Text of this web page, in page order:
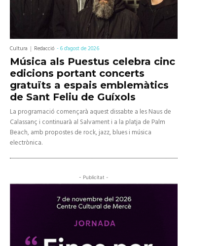
Cultura Redacció -6 d'agost de 2026
Música als Puestus celebra cinc
edicions portant concerts
gratuïts a espais emblemàtics
de Sant Feliu de Guíxols
La programació començarà aquest dissabte a les Naus de
Calassanç i continuarà al Salvament i a la platja de Palm
Beach, amb propostes de rock, jazz, blues i música
electrònica.
- Publicitat -